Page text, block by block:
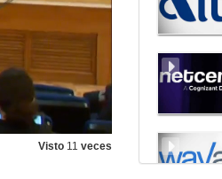
Visto 11 veces